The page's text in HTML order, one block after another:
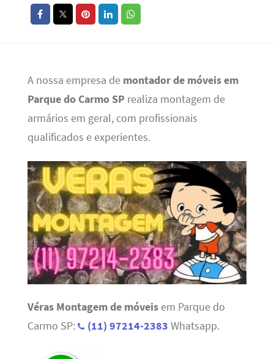
A nossa empresa de montador de móveis em
Parque do Carmo SP realiza montagem de
armários em geral, com profissionais
qualificados e experientes.
Véras Montagem de móveisem Parque do
Carmo SP:
(11) 97214-2383 Whatsapp.